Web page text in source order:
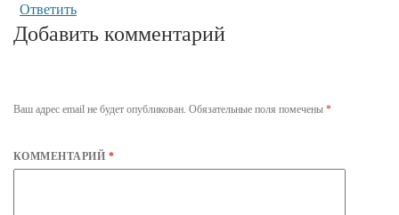
Ответить
Добавить комментарий
Ваш адрес email не будет опубликован. Обязательные поля помечены *
КОММЕНТАРИЙ *